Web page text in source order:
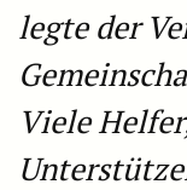
legte der
Viele